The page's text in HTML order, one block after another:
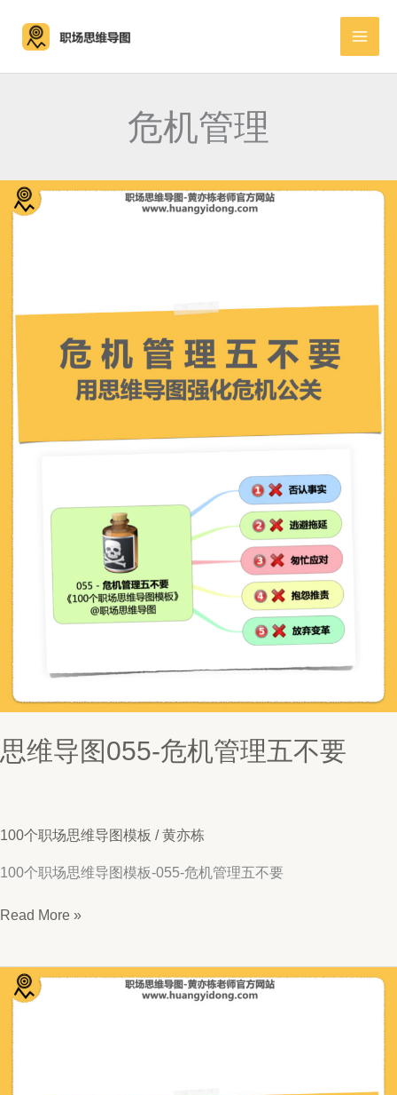
容
危机管理
思维导图055-危机管理五不要
100个职场思维导图模板 /黄亦栋
100个职场思维导图模板-055-危机管理五不要
思
055-
危
机
管
理
Read More »